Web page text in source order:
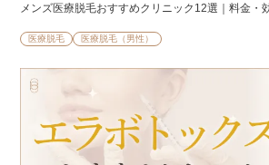
メンズ医療脱毛おすすめクリニック12選｜料金・
医療脱毛 医療脱毛（男性）